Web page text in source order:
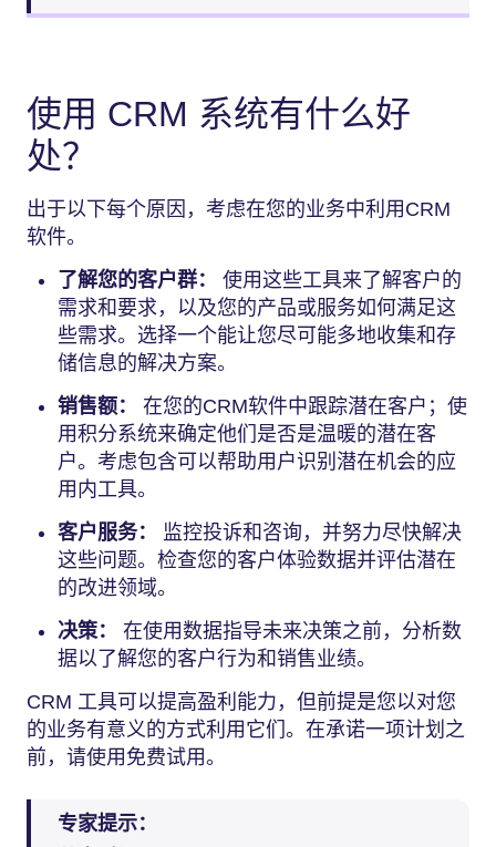
使用 CRM 系统有什么好
处？
出于以下每个原因，考虑在您的业务中利用CRM
软件。
了解您的客户群： 使用这些工具来了解客户的
需求和要求，以及您的产品或服务如何满足这
些需求。选择一个能让您尽可能多地收集和存
储信息的解决方案。
销售额： 在您的CRM软件中跟踪潜在客户；使
用积分系统来确定他们是否是温暖的潜在客
户。考虑包含可以帮助用户识别潜在机会的应
用内工具。
客户服务：
监控投诉和咨询，并努力尽快解决
这些问题。检查您的客户体验数据并评估潜在
的改进领域。
决策： 在使用数据指导未来决策之前，分析数
据以了解您的客户行为和销售业绩。
CRM 工具可以提高盈利能力，但前提是您以对您
的业务有意义的方式利用它们。在承诺一项计划之
前，请使用免费试用。
专家提示：